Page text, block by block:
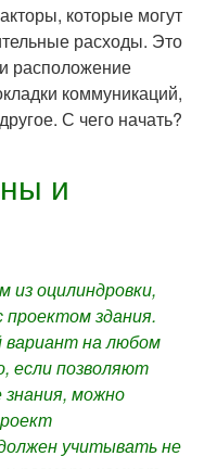
которые могут
расходы. Это
расположение
коммуникаций,
С чего начать?
и
оцилиндровки,
проектом здания.
на любом
если позволяют
знания, можно
учитывать не